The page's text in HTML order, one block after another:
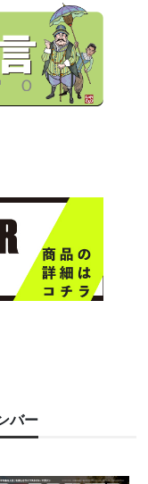
バー